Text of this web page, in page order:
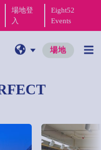
場地登
入
Eight52
Events
場地